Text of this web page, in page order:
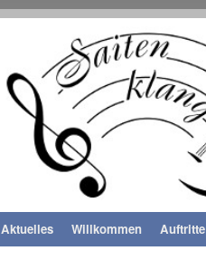
Zum Inhalt wechseln
Zum sekundären Inhalt wechseln
Aktuelles Willkommen Auftritte